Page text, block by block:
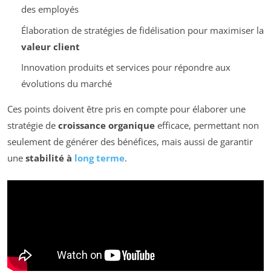
des employés
Élaboration de stratégies de fidélisation pour maximiser la
valeur client
Innovation produits et services pour répondre aux
évolutions du marché
Ces points doivent être pris en compte pour élaborer une
stratégie de croissance organique efficace, permettant non
seulement de générer des bénéfices, mais aussi de garantir
une stabilité à long terme.